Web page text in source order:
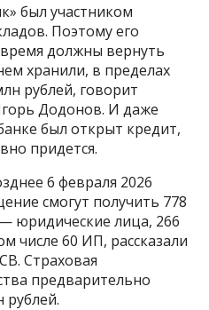
был участником
Поэтому его
должны вернуть
хранили, в пределах
рублей, говорит
Додонов. И даже
был открыт кредит,
придется.
6 февраля 2026
смогут получить 778
юридические лица, 266
числе 60 ИП, рассказали
Страховая
предварительно
рублей.